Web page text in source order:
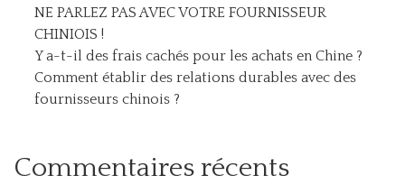
NE PARLEZ PAS AVEC VOTRE FOURNISSEUR
CHINIOIS !
Y a-t-il des frais cachés pour les achats en Chine ?
Comment établir des relations durables avec des
fournisseurs chinois ?
Commentaires récents